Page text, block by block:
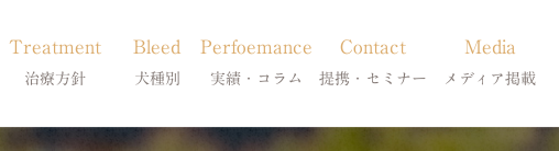
Treatment
治療方針
Bleed
犬種別
Perfoemance
実績・コラム
Contact
提携・セミナー
Media
メディア掲載